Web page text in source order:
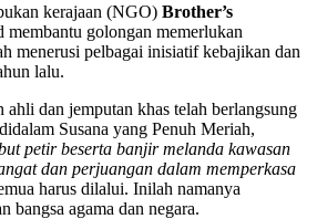
kerajaan (NGO) Brother’s
membantu golongan memerlukan
menerusi pelbagai inisiatif kebajikan dan
lalu.
ahli dan jemputan khas telah berlangsung
Susana yang Penuh Meriah,
petir beserta banjir melanda kawasan
dan perjuangan dalam memperkasa
harus dilalui. Inilah namanya
bangsa agama dan negara.